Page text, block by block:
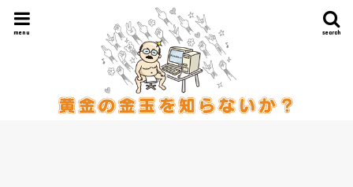
search
menu